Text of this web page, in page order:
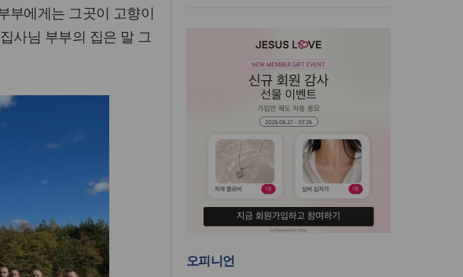
부에게는 그곳이 고향이
사님 부부의 집은 말 그
오피니언